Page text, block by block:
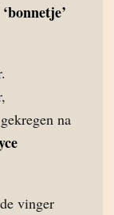
na
vinger